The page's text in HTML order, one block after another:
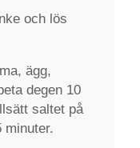
och lös
ägg,
degen 10
saltet på
minuter.